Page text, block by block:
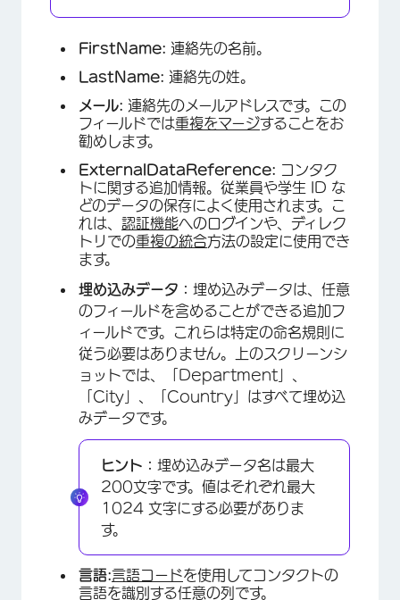
×
FirstName: 連絡先の名前。
LastName: 連絡先の姓。
メール: 連絡先のメールアドレスです。この
フィールドでは重複をマージすることをお
勧めします。
ExternalDataReference: コンタク
トに関する追加情報。従業員や学生 ID な
どのデータの保存によく使用されます。こ
れは、 認証機能へのログインや、ディレク
トリでの重複の統合方法の設定に使用でき
ます。
埋め込みデータ： 埋め込みデータは、任意
のフィールドを含めることができる追加フ
ィールドです。これらは特定の命名規則に
従う必要はありません。上のスクリーンシ
ョットでは、「Department」、
「City」、「Country」はすべて埋め込
みデータです。
ヒント： 埋め込みデータ名は最大
200文字です。値はそれぞれ最大
1024 文字にする必要がありま
す。
言語:言語コードを使用してコンタクトの
言語を識別する任意の列です。